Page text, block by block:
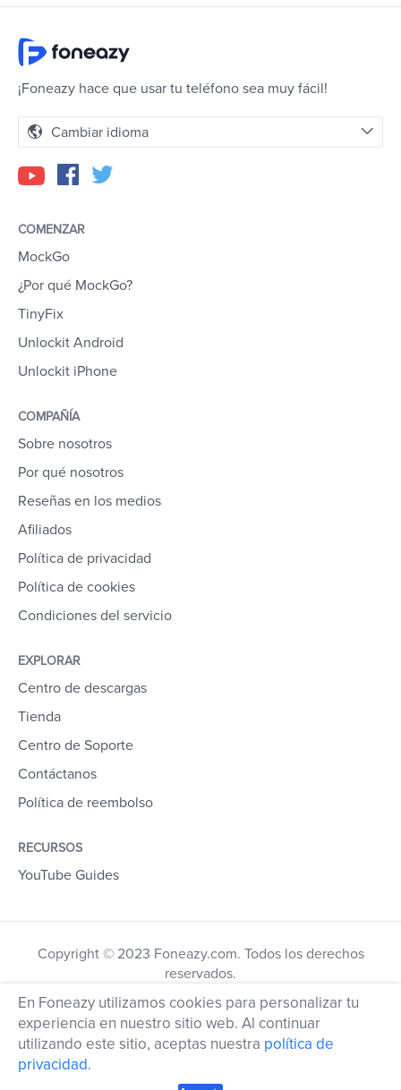
¡Foneazy hace que usar tu teléfono sea muy fácil!
Cambiar idioma
COMENZAR
MockGo
¿Por qué MockGo?
TinyFix
Unlockit Android
Unlockit iPhone
COMPAÑÍA
Sobre nosotros
Por qué nosotros
Reseñas en los medios
Afiliados
Política de privacidad
Política de cookies
Condiciones del servicio
EXPLORAR
Centro de descargas
Tienda
Centro de Soporte
Contáctanos
Política de reembolso
RECURSOS
YouTube Guides
Copyright © 2023 Foneazy.com. Todos los derechos
reservados.
En Foneazy utilizamos cookies para personalizar tu
experiencia en nuestro sitio web. Al continuar
utilizando este sitio, aceptas nuestra política de
privacidad.